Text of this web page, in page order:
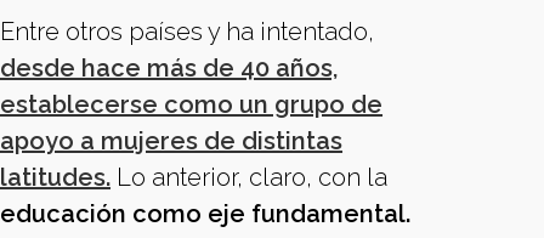
Entre otros países y ha intentado,
desde hace más de 40 años,
establecerse como un grupo de
apoyo a mujeres de distintas
latitudes. Lo anterior, claro, con la
educación como eje fundamental.